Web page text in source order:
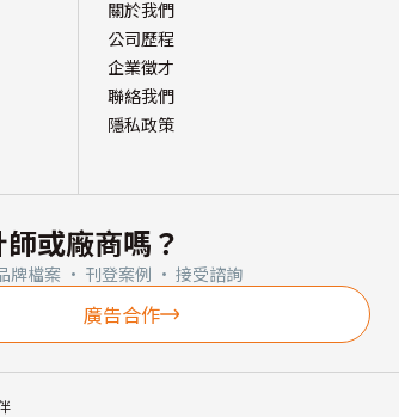
關於我們
公司歷程
企業徵才
聯絡我們
隱私政策
或廠商嗎？
牌檔案 · 刊登案例 · 接受諮詢
廣告合作